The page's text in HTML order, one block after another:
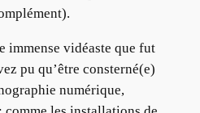
immense vidéaste que fut
pu qu’être consterné(e)
numérique,